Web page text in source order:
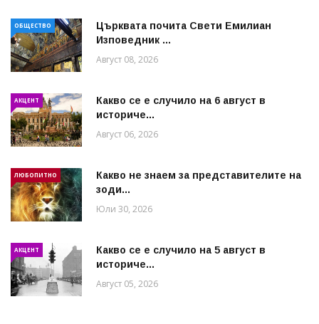
ОБЩЕСТВО
Църквата почита Свeти Емилиан
Изповедник ...
Август 08, 2026
АКЦЕНТ
Какво се е случило на 6 август в
историче...
Август 06, 2026
ЛЮБОПИТНО
Какво не знаем за представителите на
зоди...
Юли 30, 2026
АКЦЕНТ
Какво се е случило на 5 август в
историче...
Август 05, 2026